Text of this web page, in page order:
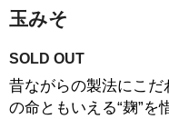
玉みそ
SOLD OUT
昔ながらの製法にこ
の命ともいえる“麹”を